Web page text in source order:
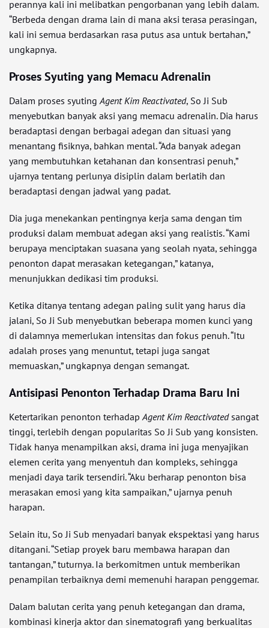
perannya kali ini melibatkan pengorbanan yang lebih dalam.
“Berbeda dengan drama lain di mana aksi terasa perasingan,
kali ini semua berdasarkan rasa putus asa untuk bertahan,”
ungkapnya.
Proses Syuting yang Memacu Adrenalin
Dalam proses syutingAgent Kim Reactivated, So Ji Sub
menyebutkan banyak aksi yang memacu adrenalin. Dia harus
beradaptasi dengan berbagai adegan dan situasi yang
menantang fisiknya, bahkan mental. “Ada banyak adegan
yang membutuhkan ketahanan dan konsentrasi penuh,”
ujarnya tentang perlunya disiplin dalam berlatih dan
beradaptasi dengan jadwal yang padat.
Dia juga menekankan pentingnya kerja sama dengan tim
produksi dalam membuat adegan aksi yang realistis. “Kami
berupaya menciptakan suasana yang seolah nyata, sehingga
penonton dapat merasakan ketegangan,” katanya,
menunjukkan dedikasi tim produksi.
Ketika ditanya tentang adegan paling sulit yang harus dia
jalani, So Ji Sub menyebutkan beberapa momen kunci yang
di dalamnya memerlukan intensitas dan fokus penuh. “Itu
adalah proses yang menuntut, tetapi juga sangat
memuaskan,” ungkapnya dengan semangat.
Antisipasi Penonton Terhadap Drama Baru Ini
Ketertarikan penonton terhadapAgent Kim Reactivatedsangat
tinggi, terlebih dengan popularitas So Ji Sub yang konsisten.
Tidak hanya menampilkan aksi, drama ini juga menyajikan
elemen cerita yang menyentuh dan kompleks, sehingga
menjadi daya tarik tersendiri. “Aku berharap penonton bisa
merasakan emosi yang kita sampaikan,” ujarnya penuh
harapan.
Selain itu, So Ji Sub menyadari banyak ekspektasi yang harus
ditangani. “Setiap proyek baru membawa harapan dan
tantangan,” tuturnya. Ia berkomitmen untuk memberikan
penampilan terbaiknya demi memenuhi harapan penggemar.
Dalam balutan cerita yang penuh ketegangan dan drama,
kombinasi kinerja aktor dan sinematografi yang berkualitas